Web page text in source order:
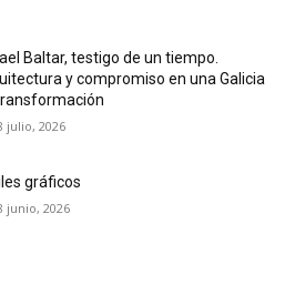
Baltar, testigo de un tiempo.
y compromiso en una Galicia
julio, 2026
gráficos
junio, 2026